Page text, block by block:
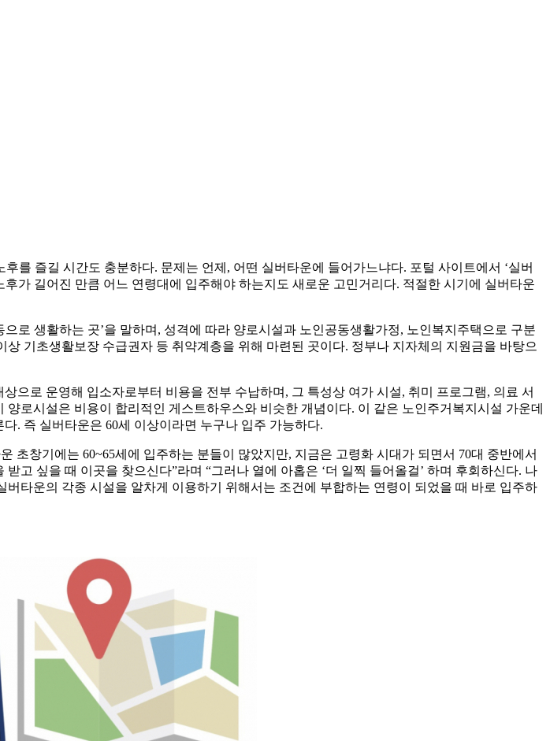
를 즐길 시간도 충분하다. 문제는 언제, 어떤 실버타운에 들어가느냐다. 포털 사이트에서 ‘실버
가 길어진 만큼 어느 연령대에 입주해야 하는지도 새로운 고민거리다. 적절한 시기에 실버타운
로 생활하는 곳’을 말하며, 성격에 따라 양로시설과 노인공동생활가정, 노인복지주택으로 구분
기초생활보장 수급권자 등 취약계층을 위해 마련된 곳이다. 정부나 지자체의 지원금을 바탕으
으로 운영해 입소자로부터 비용을 전부 수납하며, 그 특성상 여가 시설, 취미 프로그램, 의료 서
로시설은 비용이 합리적인 게스트하우스와 비슷한 개념이다. 이 같은 노인주거복지시설 가운데
. 즉 실버타운은 60세 이상이라면 누구나 입주 가능하다.
창기에는 60~65세에 입주하는 분들이 많았지만, 지금은 고령화 시대가 되면서 70대 중반에서
고 싶을 때 이곳을 찾으신다”라며 “그러나 열에 아홉은 ‘더 일찍 들어올걸’ 하며 후회하신다. 나
타운의 각종 시설을 알차게 이용하기 위해서는 조건에 부합하는 연령이 되었을 때 바로 입주하